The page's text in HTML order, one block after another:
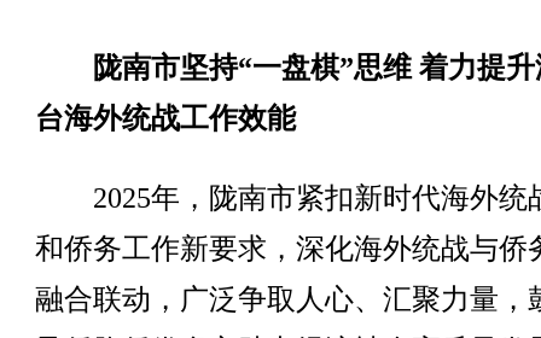
陇南市坚持“一盘棋”思维 着力提
台海外统战工作效能
2025年，陇南市紧扣新时代海外统
和侨务工作新要求，深化海外统战与侨
融合联动，广泛争取人心、汇聚力量，